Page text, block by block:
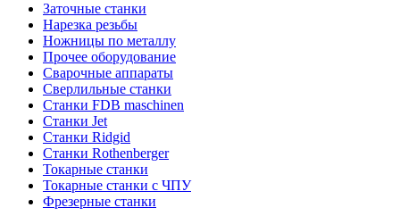
Заточные станки
Нарезка резьбы
Ножницы по металлу
Прочее оборудование
Сварочные аппараты
Сверлильные станки
Станки FDB maschinen
Станки Jet
Станки Ridgid
Станки Rothenberger
Токарные станки
Токарные станки с ЧПУ
Фрезерные станки